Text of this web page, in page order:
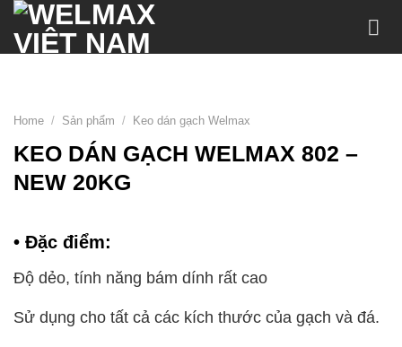
Chuyển
đến
nội
Home / Sản phẩm / Keo dán gạch Welmax
KEO DÁN GẠCH WELMAX 802 –
NEW 20KG
• Đặc điểm:
Độ dẻo, tính năng bám dính rất cao
Sử dụng cho tất cả các kích thước của gạch và đá.